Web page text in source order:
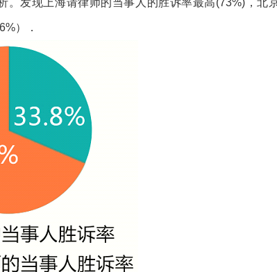
。发现上海请律师的当事人的胜诉率最高(73%)，北
）．